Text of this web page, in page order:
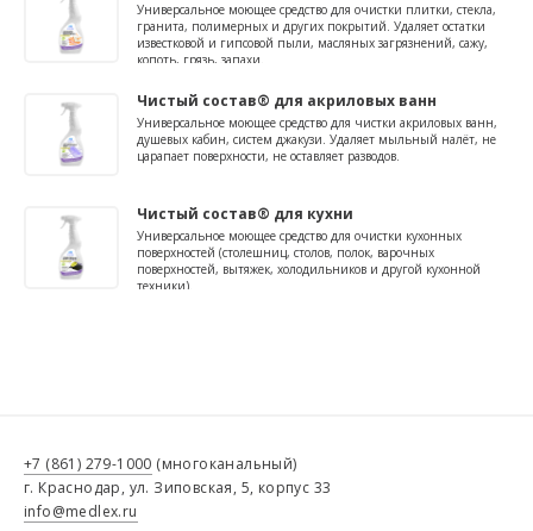
Универсальное моющее средство для очистки плитки, стекла,
гранита, полимерных и других покрытий. Удаляет остатки
известковой и гипсовой пыли, масляных загрязнений, сажу,
копоть, грязь, запахи.
Чистый состав® для акриловых ванн
Универсальное моющее средство для чистки акриловых ванн,
душевых кабин, систем джакузи. Удаляет мыльный налёт, не
царапает поверхности, не оставляет разводов.
Чистый состав® для кухни
Универсальное моющее средство для очистки кухонных
поверхностей (столешниц, столов, полок, варочных
поверхностей, вытяжек, холодильников и другой кухонной
техники).
+7 (861) 279-1000 (многоканальный)
г. Краснодар, ул. Зиповская, 5, корпус 33
info@medlex.ru